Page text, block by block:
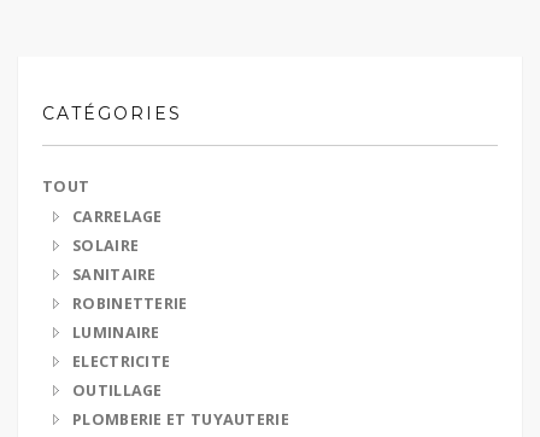
CATÉGORIES
TOUT
CARRELAGE
SOLAIRE
SANITAIRE
ROBINETTERIE
LUMINAIRE
ELECTRICITE
OUTILLAGE
PLOMBERIE ET TUYAUTERIE